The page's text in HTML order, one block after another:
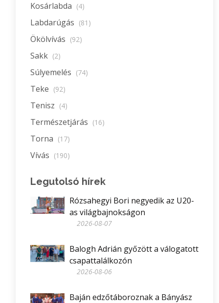
Kosárlabda (4)
Labdarúgás (81)
Ökölvívás (92)
Sakk (2)
Súlyemelés (74)
Teke (92)
Tenisz (4)
Természetjárás (16)
Torna (17)
Vívás (190)
Legutolsó hírek
Rózsahegyi Bori negyedik az U20-
as világbajnokságon
2026-08-07
Balogh Adrián győzött a válogatott
csapattalálkozón
2026-08-06
Baján edzőtáboroznak a Bányász